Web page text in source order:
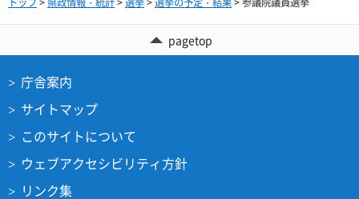
pagetop
庁舎案内
サイトマップ
このサイトについて
ウェブアクセシビリティ方針
リンク集